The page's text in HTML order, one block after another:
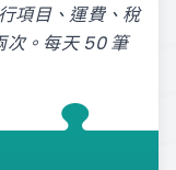
項目、運費、稅
次。每天 50 筆